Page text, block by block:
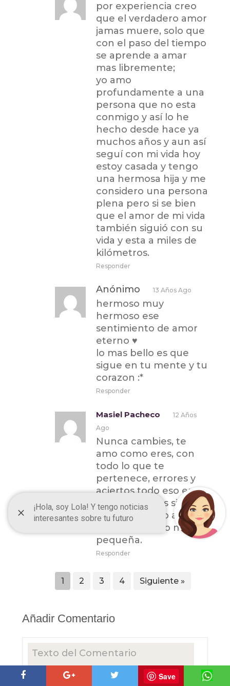
por experiencia creo
que el verdadero amor
jamas muere, solo que
con el paso del tiempo
se aprende a amar
mas libremente;
yo amo
profundamente a una
persona que no esta
conmigo y así lo he
hecho desde hace ya
muchos años y aun así
seguí con mi vida hoy
estoy casada y tengo
una hermosa hija y me
considero una persona
plena pero si se bien
que el amor de mi vida
también siguió con su
vida y esta a miles de
kilómetros.
Responder
Anónimo 13 Años Ago
hermoso muy
hermoso ese
sentimiento de amor
eterno ♥
lo mas bello es que
sigue en tu mente y tu
corazon :*
Responder
Masiel Pacheco
12 Años
Ago
Nunca cambies, te
amo como eres, con
todo lo que te
pertenece, errores y
aciertos todo eso eres
tú y lo seguirás siendo
porque te amo así y así
seguirás siendo mi
pequeña.
Responder
1 2 3 4 Siguiente »
Añadir Comentario
Save